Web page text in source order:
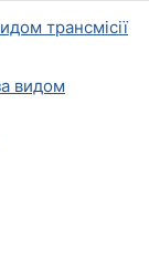
трансмісії
видом